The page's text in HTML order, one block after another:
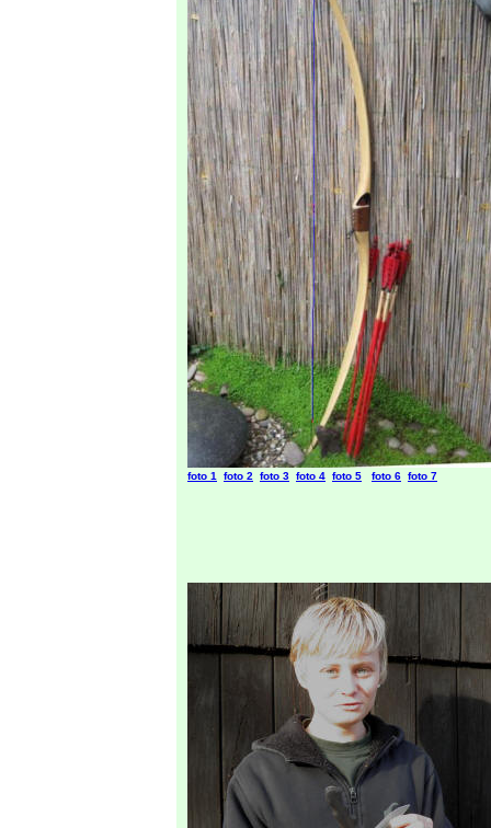
foto 1 foto 2 foto 3 foto 4 foto 5 foto 6 foto 7